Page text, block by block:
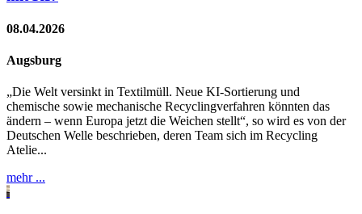
08.04.2026
Augsburg
„Die Welt versinkt in Textilmüll. Neue KI‑Sortierung und
chemische sowie mechanische Recyclingverfahren könnten das
ändern – wenn Europa jetzt die Weichen stellt“, so wird es von der
Deutschen Welle beschrieben, deren Team sich im Recycling
Atelie...
mehr ...